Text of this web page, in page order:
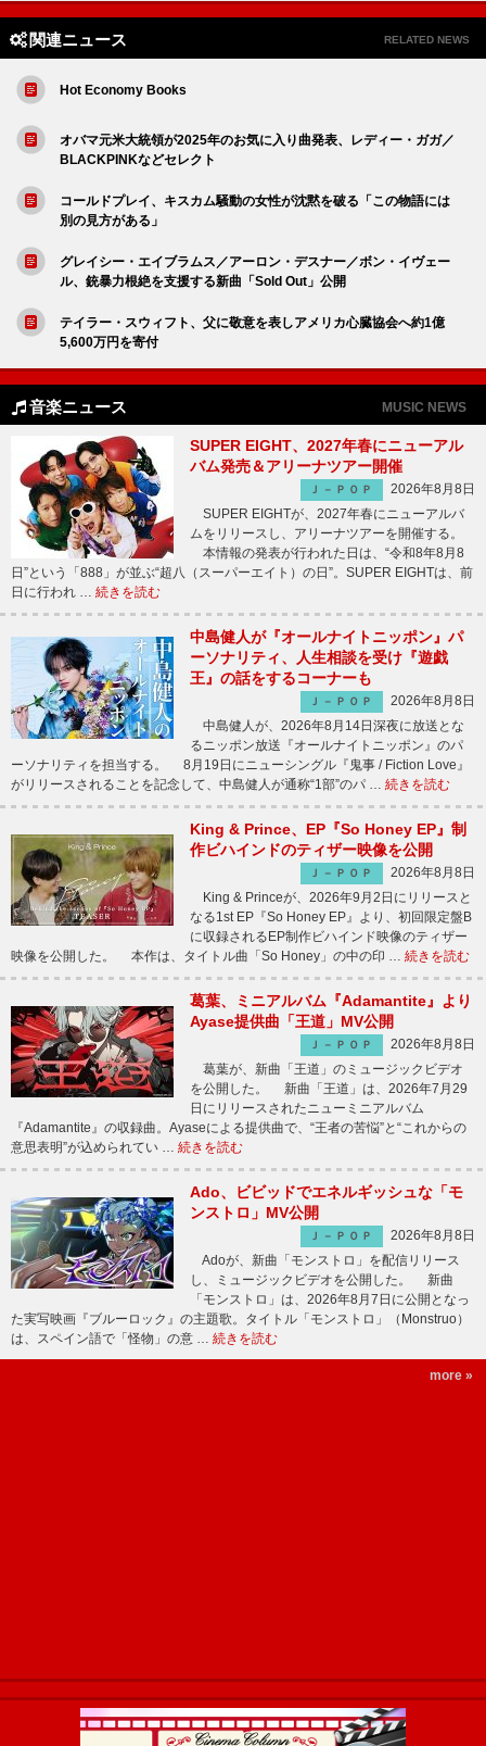
関連ニュース RELATED NEWS
Hot Economy Books
オバマ元米大統領が2025年のお気に入り曲発表、レディー・ガガ／
BLACKPINKなどセレクト
コールドプレイ、キスカム騒動の女性が沈黙を破る「この物語には
別の見方がある」
グレイシー・エイブラムス／アーロン・デスナー／ボン・イヴェー
ル、銃暴力根絶を支援する新曲「Sold Out」公開
テイラー・スウィフト、父に敬意を表しアメリカ心臓協会へ約1億
5,600万円を寄付
音楽ニュース MUSIC NEWS
SUPER EIGHT、2027年春にニューアル
バム発売＆アリーナツアー開催
Ｊ－ＰＯＰ
2026年8月8日
SUPER EIGHTが、2027年春にニューアルバ
ムをリリースし、アリーナツアーを開催する。
本情報の発表が行われた日は、“令和8年8月8
日”という「888」が並ぶ“超八（スーパーエイト）の日”。SUPER EIGHTは、前
日に行われ … 続きを読む
中島健人が『オールナイトニッポン』パ
ーソナリティ、人生相談を受け『遊戯
王』の話をするコーナーも
Ｊ－ＰＯＰ
2026年8月8日
中島健人が、2026年8月14日深夜に放送とな
るニッポン放送『オールナイトニッポン』のパ
ーソナリティを担当する。 8月19日にニューシングル『鬼事 / Fiction Love』
がリリースされることを記念して、中島健人が通称“1部”のパ … 続きを読む
King & Prince、EP『So Honey EP』制
作ビハインドのティザー映像を公開
Ｊ－ＰＯＰ
2026年8月8日
King & Princeが、2026年9月2日にリリースと
なる1st EP『So Honey EP』より、初回限定盤B
に収録されるEP制作ビハインド映像のティザー
映像を公開した。 本作は、タイトル曲「So Honey」の中の印 … 続きを読む
葛葉、ミニアルバム『Adamantite』より
Ayase提供曲「王道」MV公開
Ｊ－ＰＯＰ
2026年8月8日
葛葉が、新曲「王道」のミュージックビデオ
を公開した。 新曲「王道」は、2026年7月29
日にリリースされたニューミニアルバム
『Adamantite』の収録曲。Ayaseによる提供曲で、“王者の苦悩”と“これからの
意思表明”が込められてい … 続きを読む
Ado、ビビッドでエネルギッシュな「モ
ンストロ」MV公開
Ｊ－ＰＯＰ
2026年8月8日
Adoが、新曲「モンストロ」を配信リリース
し、ミュージックビデオを公開した。 新曲
「モンストロ」は、2026年8月7日に公開となっ
た実写映画『ブルーロック』の主題歌。タイトル「モンストロ」（Monstruo）
は、スペイン語で「怪物」の意 … 続きを読む
more »